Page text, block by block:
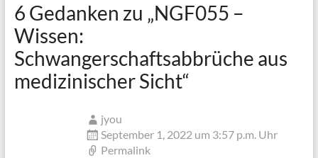
6 Gedanken zu „NGF055 –
Wissen:
Schwangerschaftsabbrüche aus
medizinischer Sicht“
jyou
September 1, 2022 um 3:57 p.m. Uhr
Permalink